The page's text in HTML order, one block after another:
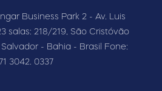
Business Park 2 - Av. Luis
salas: 218/219, São Cristóvão
- Bahia - Brasil Fone:
3042. 0337